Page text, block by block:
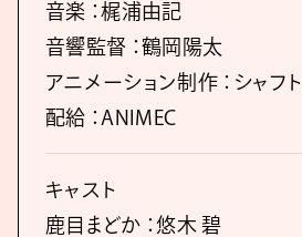
音楽 ：梶浦由記
音響監督 ：鶴岡陽太
アニメーション制作 ：シャフト
配給 ：ANIMEC
キャスト
鹿目まどか ：悠木 碧